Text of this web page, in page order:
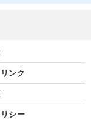
ンク
シー